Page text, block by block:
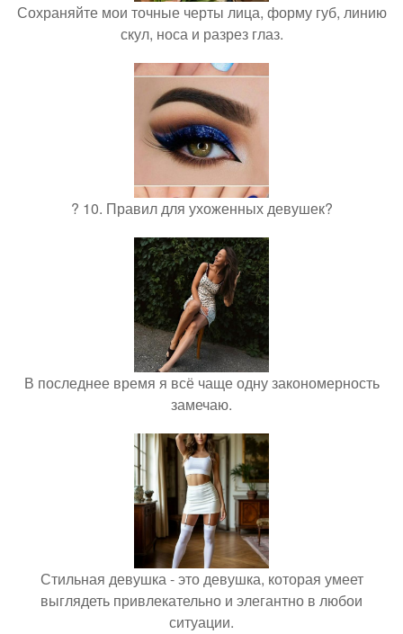
Сохраняйте мои точные черты лица, форму губ, линию
скул, носа и разрез глаз.
? 10. Правил для ухоженных девушек?
В последнее время я всё чаще одну закономерность
замечаю.
Стильная девушка - это девушка, которая умеет
выглядеть привлекательно и элегантно в любои
ситуации.